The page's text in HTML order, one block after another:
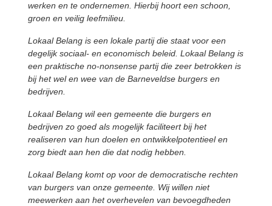
werken en te ondernemen. Hierbij hoort een schoon,
groen en veilig leefmilieu.
Lokaal Belang is een lokale partij die staat voor een
degelijk sociaal- en economisch beleid. Lokaal Belang is
een praktische no-nonsense partij die zeer betrokken is
bij het wel en wee van de Barneveldse burgers en
bedrijven.
Lokaal Belang wil een gemeente die burgers en
bedrijven zo goed als mogelijk faciliteert bij het
realiseren van hun doelen en ontwikkelpotentieel en
zorg biedt aan hen die dat nodig hebben.
Lokaal Belang komt op voor de democratische rechten
van burgers van onze gemeente. Wij willen niet
meewerken aan het overhevelen van bevoegdheden